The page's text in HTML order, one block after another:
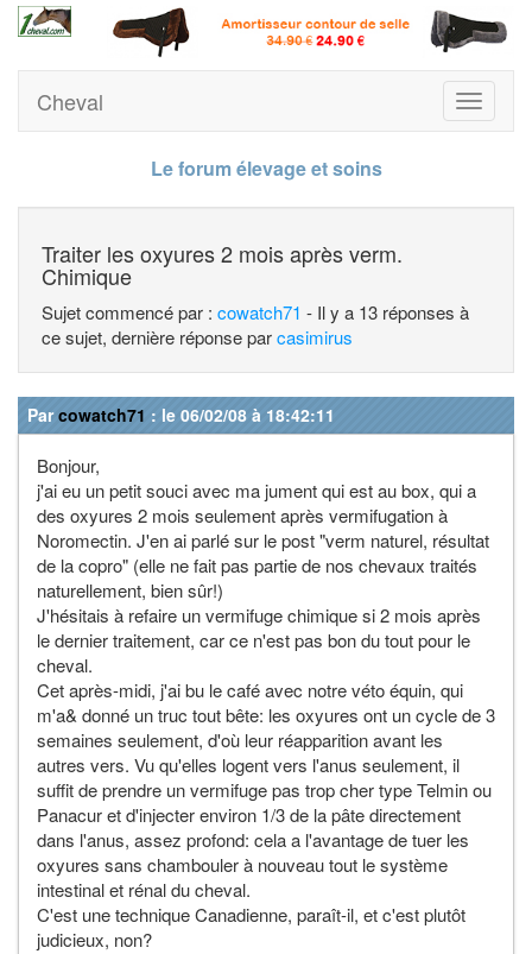
Toggle
Cheval
Le forum élevage et soins
Traiter les oxyures 2 mois après verm.
Chimique
Sujet commencé par : cowatch71 - Il y a 13 réponses à
ce sujet, dernière réponse parcasimirus
Parcowatch71 : le 06/02/08 à 18:42:11
Bonjour,
j'ai eu un petit souci avec ma jument qui est au box, qui a
des oxyures 2 mois seulement après vermifugation à
Noromectin. J'en ai parlé sur le post "verm naturel, résultat
de la copro" (elle ne fait pas partie de nos chevaux traités
naturellement, bien sûr!)
J'hésitais à refaire un vermifuge chimique si 2 mois après
le dernier traitement, car ce n'est pas bon du tout pour le
cheval.
Cet après-midi, j'ai bu le café avec notre véto équin, qui
m'a& donné un truc tout bête: les oxyures ont un cycle de 3
semaines seulement, d'où leur réapparition avant les
autres vers. Vu qu'elles logent vers l'anus seulement, il
suffit de prendre un vermifuge pas trop cher type Telmin ou
Panacur et d'injecter environ 1/3 de la pâte directement
dans l'anus, assez profond: cela a l'avantage de tuer les
oxyures sans chambouler à nouveau tout le système
intestinal et rénal du cheval.
C'est une technique Canadienne, paraît-il, et c'est plutôt
judicieux, non?